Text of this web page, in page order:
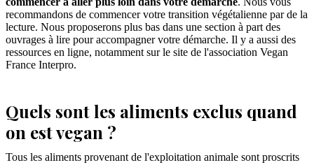
recommandons de commencer votre transition végétalienne par de la
lecture. Nous proposerons plus bas dans une section à part des
ouvrages à lire pour accompagner votre démarche. Il y a aussi des
ressources en ligne, notamment sur le site de l'association Vegan
France Interpro.
Quels sont les aliments exclus quand
on est vegan ?
Tous les aliments provenant de l'exploitation animale sont proscrits